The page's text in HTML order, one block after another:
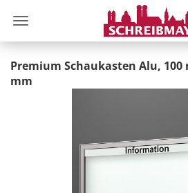
Premium Schaukasten Alu, 100
mm